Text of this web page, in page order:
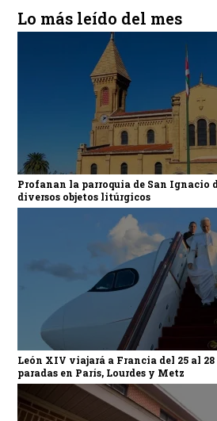
Lo más leído del mes
Profanan la parroquia de San Ignacio
diversos objetos litúrgicos
León XIV viajará a Francia del 25 al 28
paradas en París, Lourdes y Metz